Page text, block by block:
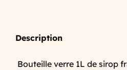
Description
Bouteille verre 1L de sirop